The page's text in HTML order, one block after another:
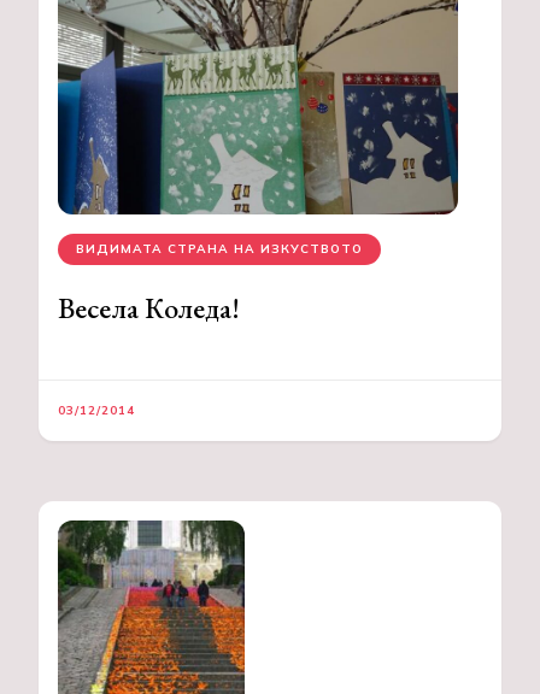
ВИДИМАТА СТРАНА НА ИЗКУСТВОТО
Весела Коледа!
03/12/2014